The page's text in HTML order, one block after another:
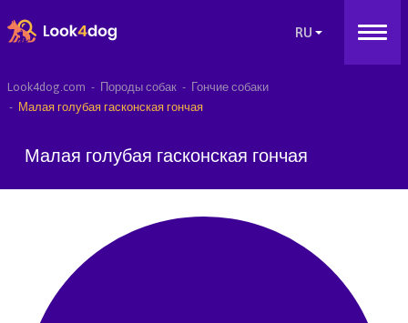
Look4dog.com Породы собак
Гончие собаки
Малая голубая гасконская гончая
Малая голубая гасконская гончая